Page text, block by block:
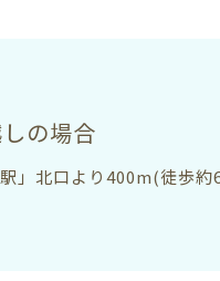
の場合
」北口より400m(徒歩約